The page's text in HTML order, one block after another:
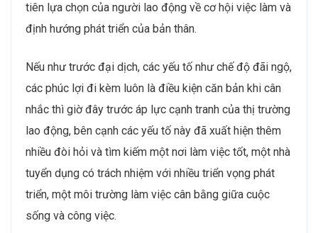
tiên lựa chọn của người lao động về cơ hội việc làm và
định hướng phát triển của bản thân.
Nếu như trước đại dịch, các yếu tố như chế độ đãi ngộ,
các phúc lợi đi kèm luôn là điều kiện căn bản khi cân
nhắc thì giờ đây trước áp lực cạnh tranh của thị trường
lao động, bên cạnh các yếu tố này đã xuất hiện thêm
nhiều đòi hỏi và tìm kiếm một nơi làm việc tốt, một nhà
tuyển dụng có trách nhiệm với nhiều triển vọng phát
triển, một môi trường làm việc cân bằng giữa cuộc
sống và công việc.